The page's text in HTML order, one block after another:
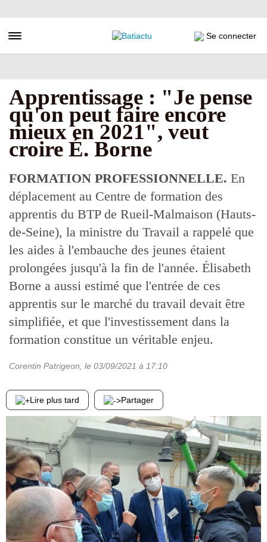
au
principal
Toggle navigation Se connecter
Apprentissage : "Je pense
qu'on peut faire encore
mieux en 2021", veut
croire É. Borne
FORMATION PROFESSIONNELLE. En
déplacement au Centre de formation des
apprentis du BTP de Rueil-Malmaison (Hauts-
de-Seine), la ministre du Travail a rappelé que
les aides à l'embauche des jeunes étaient
prolongées jusqu'à la fin de l'année. Élisabeth
Borne a aussi estimé que l'entrée de ces
apprentis sur le marché du travail devait être
simplifiée, et que l'investissement dans la
formation constitue un véritable enjeu.
Corentin Patrigeon , le 03/09/2021 à 17:10
Lire plus tard Partager